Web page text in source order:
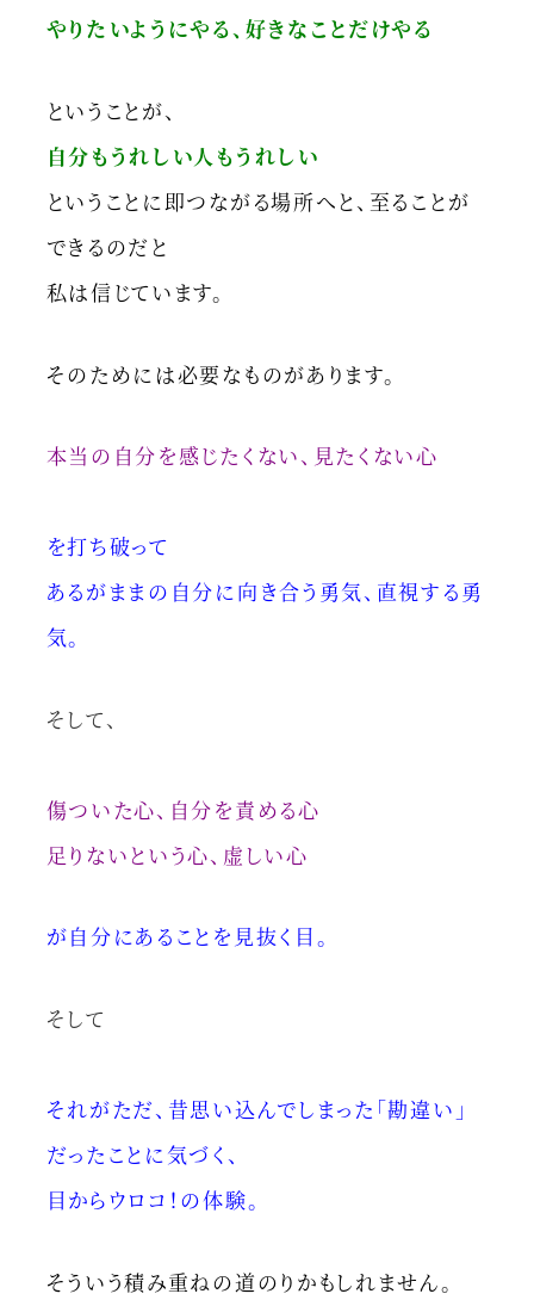
やりたいようにやる、好きなことだけやる
ということが、
自分もうれしい人もうれしい
ということに即つながる場所へと、至ることが
できるのだと
私は信じています。
そのためには必要なものがあります。
本当の自分を感じたくない、見たくない心
を打ち破って
あるがままの自分に向き合う勇気、直視する勇
気。
そして、
傷ついた心、自分を責める心
足りないという心、虚しい心
が自分にあることを見抜く目。
そして
それがただ、昔思い込んでしまった「勘違い」
だったことに気づく、
目からウロコ！の体験。
そういう積み重ねの道のりかもしれません。